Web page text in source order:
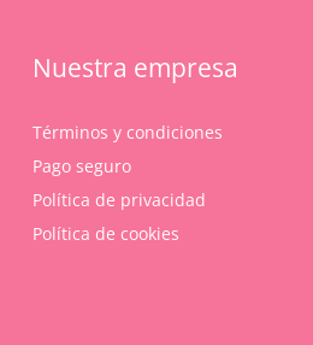
Nuestra empresa
Términos y condiciones
Pago seguro
Política de privacidad
Política de cookies